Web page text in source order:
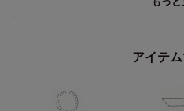
アイテ